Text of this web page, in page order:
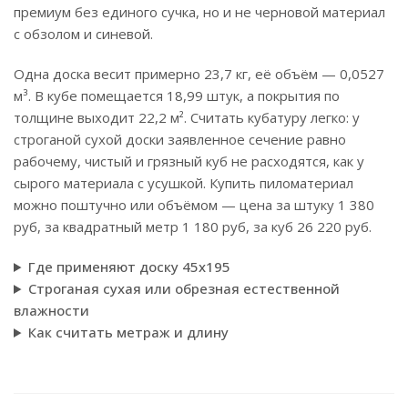
премиум без единого сучка, но и не черновой материал
с обзолом и синевой.
Одна доска весит примерно 23,7 кг, её объём — 0,0527
м³. В кубе помещается 18,99 штук, а покрытия по
толщине выходит 22,2 м². Считать кубатуру легко: у
строганой сухой доски заявленное сечение равно
рабочему, чистый и грязный куб не расходятся, как у
сырого материала с усушкой. Купить пиломатериал
можно поштучно или объёмом — цена за штуку 1 380
руб, за квадратный метр 1 180 руб, за куб 26 220 руб.
Где применяют доску 45х195
Строганая сухая или обрезная естественной
влажности
Как считать метраж и длину